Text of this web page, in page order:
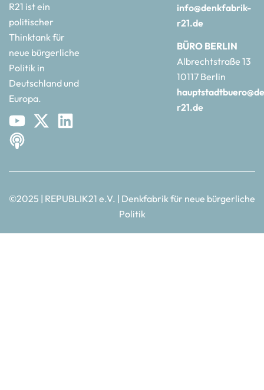
R21 ist ein
politischer
Thinktank für
neue bürgerliche
Politik in
Deutschland und
Europa.
info@denkfabrik-
r21.de
BÜRO BERLIN
Albrechtstraße 13
10117 Berlin
r21.de
©2025 | REPUBLIK21 e.V. | Denkfabrik für neue bürgerliche
Politik